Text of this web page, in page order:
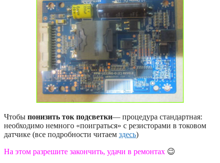
Чтобы понизить ток подсветки— процедура стандартная:
необходимо немного «поиграться» с резисторами в токовом
датчике (все подробности читаем здесь)
На этом разрешите закончить, удачи в ремонтах 😉